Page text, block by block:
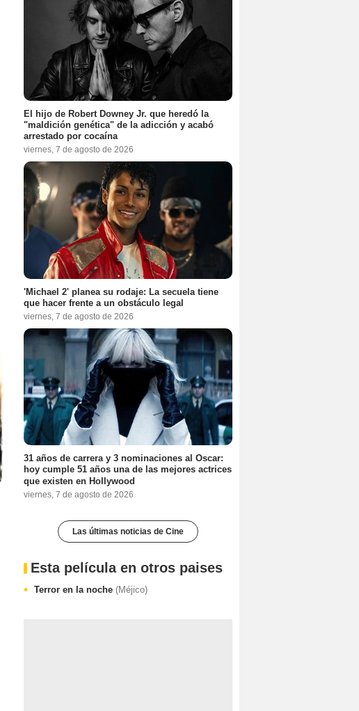
El hijo de Robert Downey Jr. que heredó la
"maldición genética" de la adicción y acabó
arrestado por cocaína
viernes, 7 de agosto de 2026
'Michael 2' planea su rodaje: La secuela tiene
que hacer frente a un obstáculo legal
viernes, 7 de agosto de 2026
31 años de carrera y 3 nominaciones al Oscar:
hoy cumple 51 años una de las mejores actrices
que existen en Hollywood
viernes, 7 de agosto de 2026
Las últimas noticias de Cine
Esta película en otros paises
Terror en la noche (Méjico)